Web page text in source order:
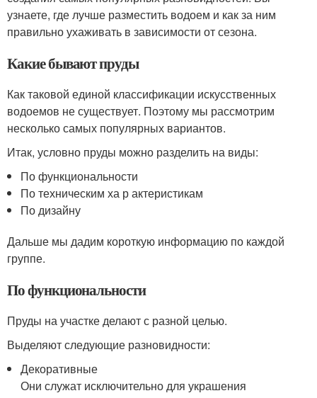
узнаете, где лучше разместить водоем и как за ним
правильно ухаживать в зависимости от сезона.
Какие бывают пруды
Как таковой единой классификации искусственных
водоемов не существует. Поэтому мы рассмотрим
несколько самых популярных вариантов.
Итак, условно пруды можно разделить на виды:
По функциональности
По техническим ха р актеристикам
По дизайну
Дальше мы дадим короткую информацию по каждой
группе.
По функциональности
Пруды на участке делают с разной целью.
Выделяют следующие разновидности:
Декоративные
Они служат исключительно для украшения